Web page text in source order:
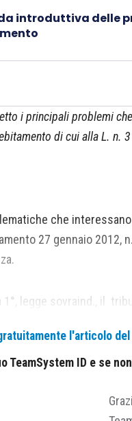
introduttiva delle
i principali problemi
di cui alla L. n.
che
27 gennaio 2012,
1°, legge sovraind., il
inderogabile:
dunque, nella
l'articolo
TeamSystem ID e se